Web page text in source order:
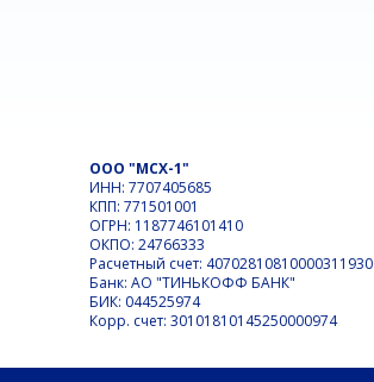
ООО "МСХ-1"
ИНН: 7707405685
КПП: 771501001
ОГРН: 1187746101410
ОКПО: 24766333
Расчетный счет: 40702810810000311930
Банк: АО "ТИНЬКОФФ БАНК"
БИК: 044525974
Корр. счет: 30101810145250000974